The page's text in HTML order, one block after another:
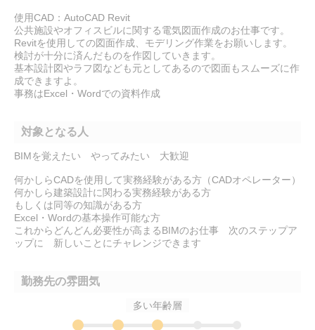
使用CAD：AutoCAD Revit
公共施設やオフィスビルに関する電気図面作成のお仕事です。
Revitを使用しての図面作成、モデリング作業をお願いします。
検討が十分に済んだものを作図していきます。
基本設計図やラフ図なども元としてあるので図面もスムーズに作
成できますよ。
事務はExcel・Wordでの資料作成
対象となる人
BIMを覚えたい やってみたい 大歓迎
何かしらCADを使用して実務経験がある方（CADオペレーター）
何かしら建築設計に関わる実務経験がある方
もしくは同等の知識がある方
Excel・Wordの基本操作可能な方
これからどんどん必要性が高まるBIMのお仕事 次のステップア
ップに 新しいことにチャレンジできます
勤務先の雰囲気
多い年齢層